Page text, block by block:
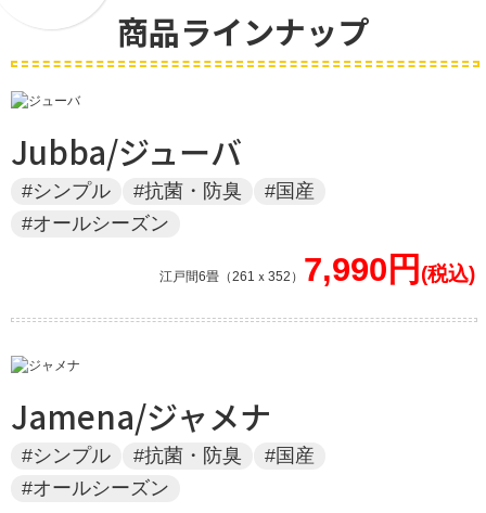
商品ラインナップ
Jubba/ジューバ
#シンプル #抗菌・防臭
#国産
#オールシーズン
江戸間6畳（261ｘ352） 7,990円
Jamena/ジャメナ
#シンプル #抗菌・防臭
#国産
#オールシーズン